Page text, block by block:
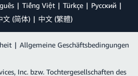
Tiếng Việt Türkçe
Ρусский
文 (简体) 中文 (繁體)
| Allgemeine Geschäftsbedingungen
Inc. bzw. Tochtergesellschaften des